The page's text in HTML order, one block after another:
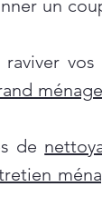
un
raviver
de